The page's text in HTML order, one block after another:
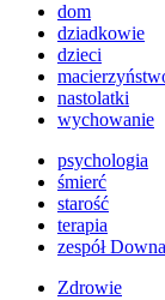
dom
dziadkowie
dzieci
nastolatki
wychowanie
psychologia
śmierć
starość
terapia
zespół Downa
Zdrowie